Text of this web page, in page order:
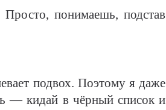
понимаешь, подстав
подвох. Поэтому я даже
— кидай в чёрный список и